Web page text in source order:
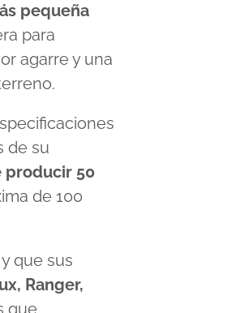
pequeña
para
agarre y una
de su
producir 50
de 100
que sus
Ranger,